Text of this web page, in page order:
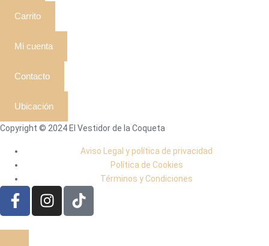
Carrito
Mi cuenta
Contacto
Ubicación
Copyright © 2024 El Vestidor de la Coqueta
Aviso Legal y política de privacidad
Política de Cookies
Términos y Condiciones